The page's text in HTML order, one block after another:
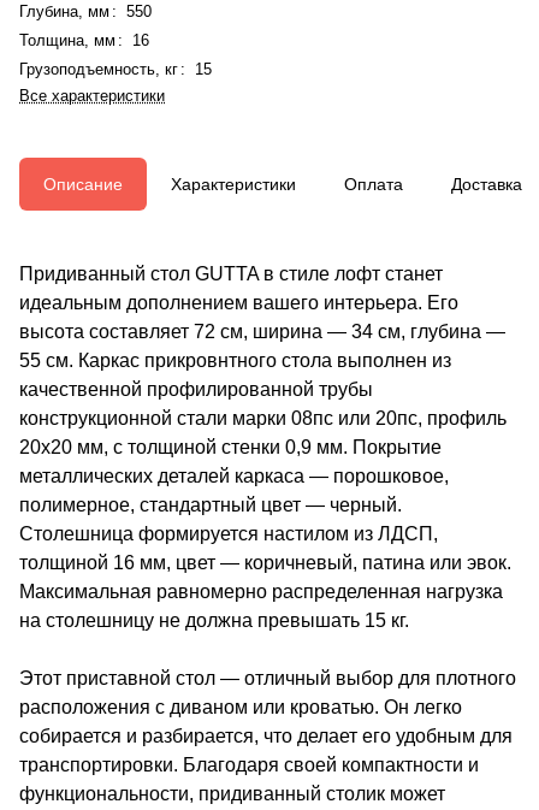
Глубина, мм : 550
Толщина, мм :
16
Грузоподъемность, кг :
15
Все характеристики
Описание Характеристики Оплата Доставка
Придиванный стол GUTTA в стиле лофт станет
идеальным дополнением вашего интерьера. Его
высота составляет 72 см, ширина — 34 см, глубина —
55 см. Каркас прикровнтного стола выполнен из
качественной профилированной трубы
конструкционной стали марки 08пс или 20пс, профиль
20х20 мм, с толщиной стенки 0,9 мм. Покрытие
металлических деталей каркаса — порошковое,
полимерное, стандартный цвет — черный.
Столешница формируется настилом из ЛДСП,
толщиной 16 мм, цвет — коричневый, патина или эвок.
Максимальная равномерно распределенная нагрузка
на столешницу не должна превышать 15 кг.
Этот приставной стол — отличный выбор для плотного
расположения с диваном или кроватью. Он легко
собирается и разбирается, что делает его удобным для
транспортировки. Благодаря своей компактности и
функциональности, придиванный столик может